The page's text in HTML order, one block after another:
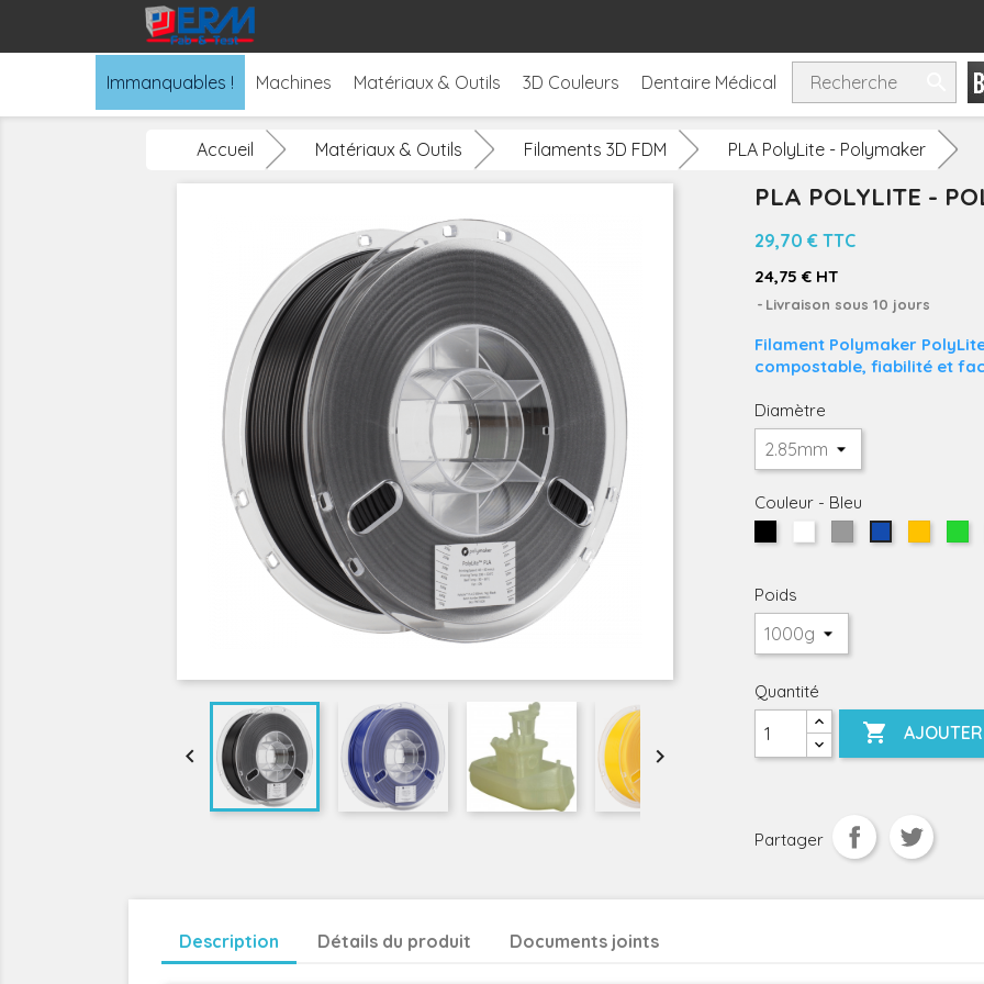
Immanquables ! Machines Matériaux & Outils 3D Couleurs Dentaire Médical
Accueil Matériaux & Outils Filaments 3D FDM PLA PolyLite - Polymaker
 
PLA POLYLITE -
29,70 € TTC
24,75 € HT
Livraison sous 10 jours
Filament Polymaker
compostable, fiabilité et
Diamètre
Couleur - Bleu
Poids
Quantité

Partager
Description Détails du produit Documents joints